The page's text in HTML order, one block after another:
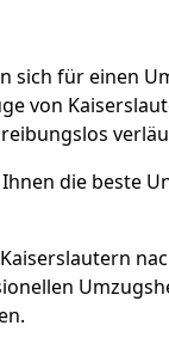
sich für einen
von
die beste